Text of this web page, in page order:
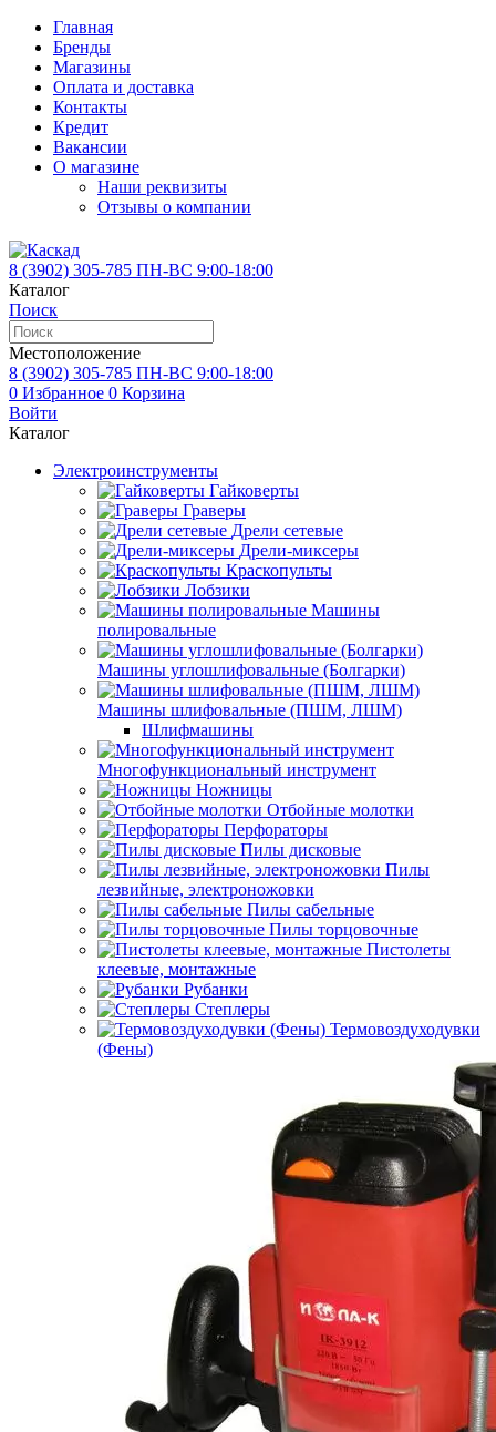
Главная
Бренды
Магазины
Оплата и доставка
Контакты
Кредит
Вакансии
О магазине
Наши реквизиты
Отзывы о компании
8 (3902) 305-785 ПН-ВС 9:00-18:00
Каталог
Поиск
Местоположение
8 (3902) 305-785 ПН-ВС 9:00-18:00
0 Избранное 0 Корзина
Войти
Каталог
Электроинструменты
Гайковерты
Граверы
Дрели сетевые
Дрели-миксеры
Краскопульты
Лобзики
Машины
полировальные
Машины углошлифовальные (Болгарки)
Машины шлифовальные (ПШМ, ЛШМ)
Шлифмашины
Многофункциональный инструмент
Ножницы
Отбойные молотки
Перфораторы
Пилы дисковые
Пилы
лезвийные, электроножовки
Пилы сабельные
Пилы торцовочные
Пистолеты
клеевые, монтажные
Рубанки
Степлеры
Термовоздуходувки
(Фены)